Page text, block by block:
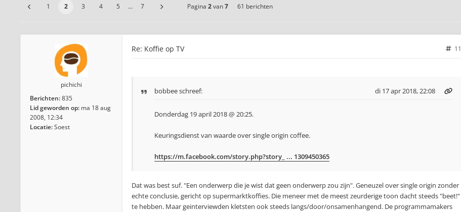
1 2 3 4 5 … 7 Pagina 2van7 61 berichten
pichichi
Berichten:835
Lid geworden op: ma 18 aug
2008, 12:34
Locatie:Soest
Re: Koffie op TV 11
bobbeeschreef: di 17 apr 2018, 22:08
Donderdag 19 april 2018 @ 20:25.
Keuringsdienst van waarde over single origin coffee.
https://m.facebook.com/story.php?story_ ... 1309450365
Dat was best suf. "Een onderwerp die je wist dat geen onderwerp zou zijn". Geneuzel over single origin zonder
echte conclusie, gericht op supermarktkoffies. Die meneer met de meest zeurderige toon dacht steeds "beet!"
te hebben. Maar geinterviewden kletsten ook steeds langs/door/onsamenhangend. De programmamakers